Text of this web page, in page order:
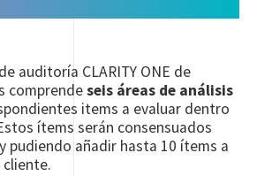
auditoría CLARITY ONE de
comprendeseis áreas de análisis
items a evaluar dentro
ítems serán consensuados
pudiendo añadir hasta 10 ítems a